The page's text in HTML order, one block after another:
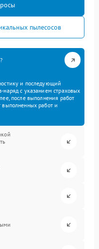
пылесосов
и последующий
наряд с указанием страховых
после выполнения работ
выполненных работ и